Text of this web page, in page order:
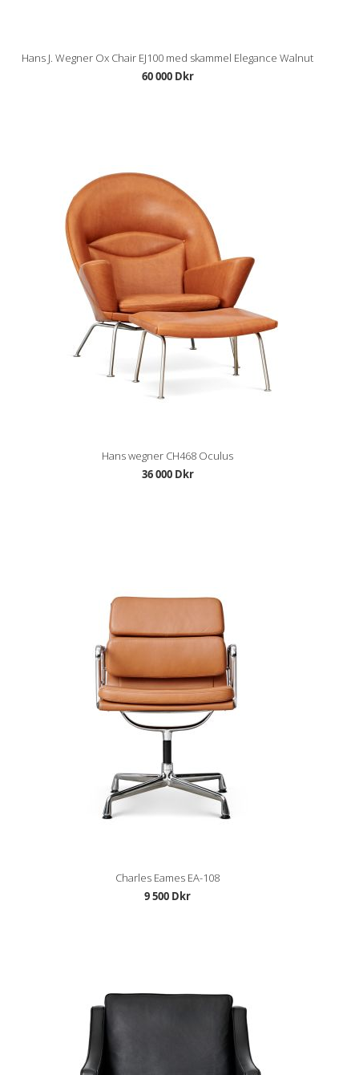
Hans J. Wegner Ox Chair EJ100 med skammel Elegance Walnut
60 000 Dkr
Hans wegner CH468 Oculus
36 000 Dkr
Charles Eames EA-108
9 500 Dkr